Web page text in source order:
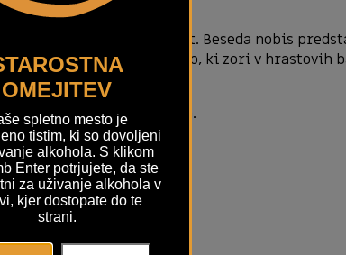
OMEJITEV
spletno mesto je
tistim, ki so dovoljeni
alkohola. S klikom
Enter potrjujete, da ste
za uživanje alkohola v
kjer dostopate do te
strani.
sta sestavljeni iz več sort. Beseda nobis
združili izbrano vino, ki zori v hrastovih
meso in vse z žara.